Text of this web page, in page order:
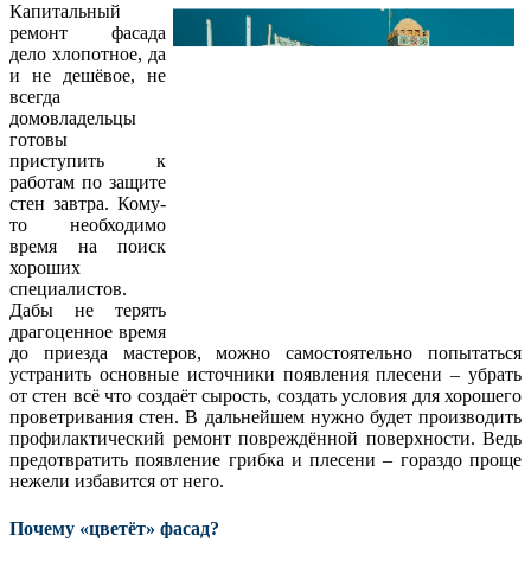
Капитальный
ремонт фасада
дело хлопотное, да
и не дешёвое, не
всегда
домовладельцы
готовы
приступить к
работам по защите
стен завтра. Кому-
то необходимо
время на поиск
хороших
специалистов.
Дабы не терять
драгоценное время
до приезда мастеров, можно самостоятельно попытаться
устранить основные источники появления плесени – убрать
от стен всё что создаёт сырость, создать условия для хорошего
проветривания стен. В дальнейшем нужно будет производить
профилактический ремонт повреждённой поверхности. Ведь
предотвратить появление грибка и плесени – гораздо проще
нежели избавится от него.
Почему «цветёт» фасад?